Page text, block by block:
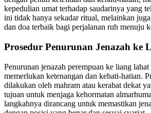
kepedulian umat terhadap saudarinya yang
ini tidak hanya sekadar ritual, melainkan
dan doa terbaik bagi perjalanan ruh menuju
Prosedur Penurunan Jenazah ke
Penurunan jenazah perempuan ke liang
memerlukan ketenangan dan kehati-hatian.
dilakukan oleh mahram atau kerabat dekat
tujuan untuk menjaga kehormatan
langkahnya dirancang untuk memastikan